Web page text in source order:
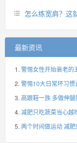
怎么练宽肩？这
最新资讯
警惕女性开始衰老的
警惕10大日常坏习惯
高跟鞋一族 多做伸腿
减肥只吃蔬菜当心越
两个时间做运动 减